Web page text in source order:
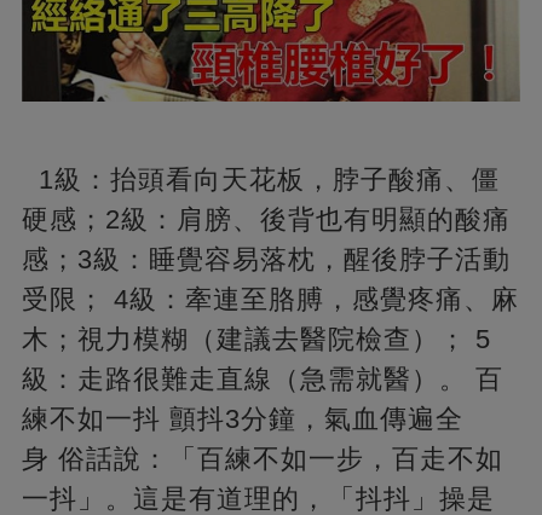
1級：抬頭看向天花板，脖子酸痛、僵
硬感；2級：肩膀、後背也有明顯的酸痛
感；3級：睡覺容易落枕，醒後脖子活動
受限； 4級：牽連至胳膊，感覺疼痛、麻
木；視力模糊（建議去醫院檢查）； 5
級：走路很難走直線（急需就醫）。 百
練不如一抖 顫抖3分鐘，氣血傳遍全
身 俗話說：「百練不如一步，百走不如
一抖」。這是有道理的，「抖抖」操是